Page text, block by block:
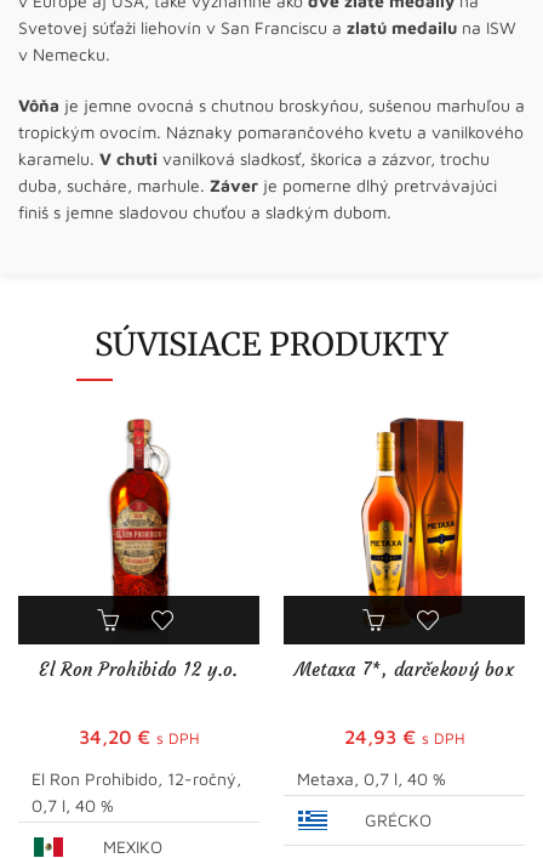
Svetovej súťaži liehovín v San Franciscu a zlatú medailu na ISW
v Nemecku.
Vôňa je jemne ovocná s chutnou broskyňou, sušenou marhuľou a
tropickým ovocím. Náznaky pomarančového kvetu a vanilkového
karamelu. V chuti vanilková sladkosť, škorica a zázvor, trochu
duba, sucháre, marhule. Záver je pomerne dlhý pretrvávajúci
finiš s jemne sladovou chuťou a sladkým dubom.
SÚVISIACE PRODUKTY
El Ron Prohibido 12 y.o.
34,20 € s DPH
El Ron Prohibido, 12-ročný,
0,7 l, 40 %
MEXIKO
Metaxa 7*, darčekový box
24,93 € s DPH
Metaxa, 0,7 l, 40 %
GRÉCKO